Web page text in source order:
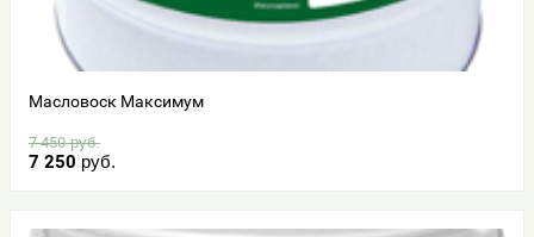
Масловоск Максимум
7 450руб.
7 250 руб.